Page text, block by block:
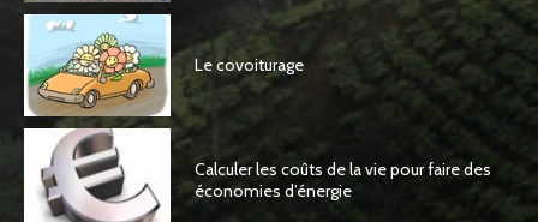
Le covoiturage
Calculer les coûts de la vie pour faire des
économies d’énergie